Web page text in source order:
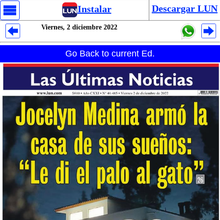
Instalar Descargar LUN
Viernes, 2 diciembre 2022
Go Back to current Ed.
Despliegues Analytics
Despliegues Totales
Despliegues por Rubros